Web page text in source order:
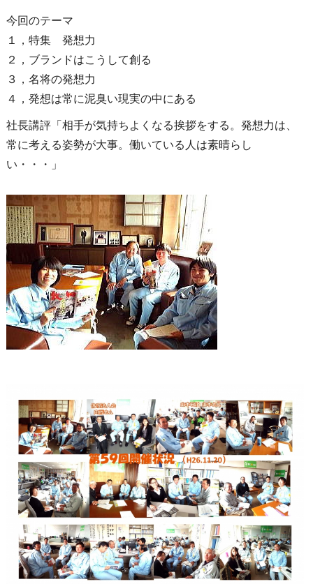
今回のテーマ
１，特集 発想力
２，ブランドはこうして創る
３，名将の発想力
４，発想は常に泥臭い現実の中にある
社長講評「相手が気持ちよくなる挨拶をする。発想力は、
常に考える姿勢が大事。働いている人は素晴らし
い・・・」